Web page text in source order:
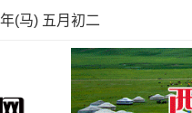
(马) 五月初二